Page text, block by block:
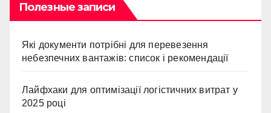
Полезные записи
Які документи потрібні для перевезення
небезпечних вантажів: список і рекомендації
Лайфхаки для оптимізації логістичних витрат у
2025 році